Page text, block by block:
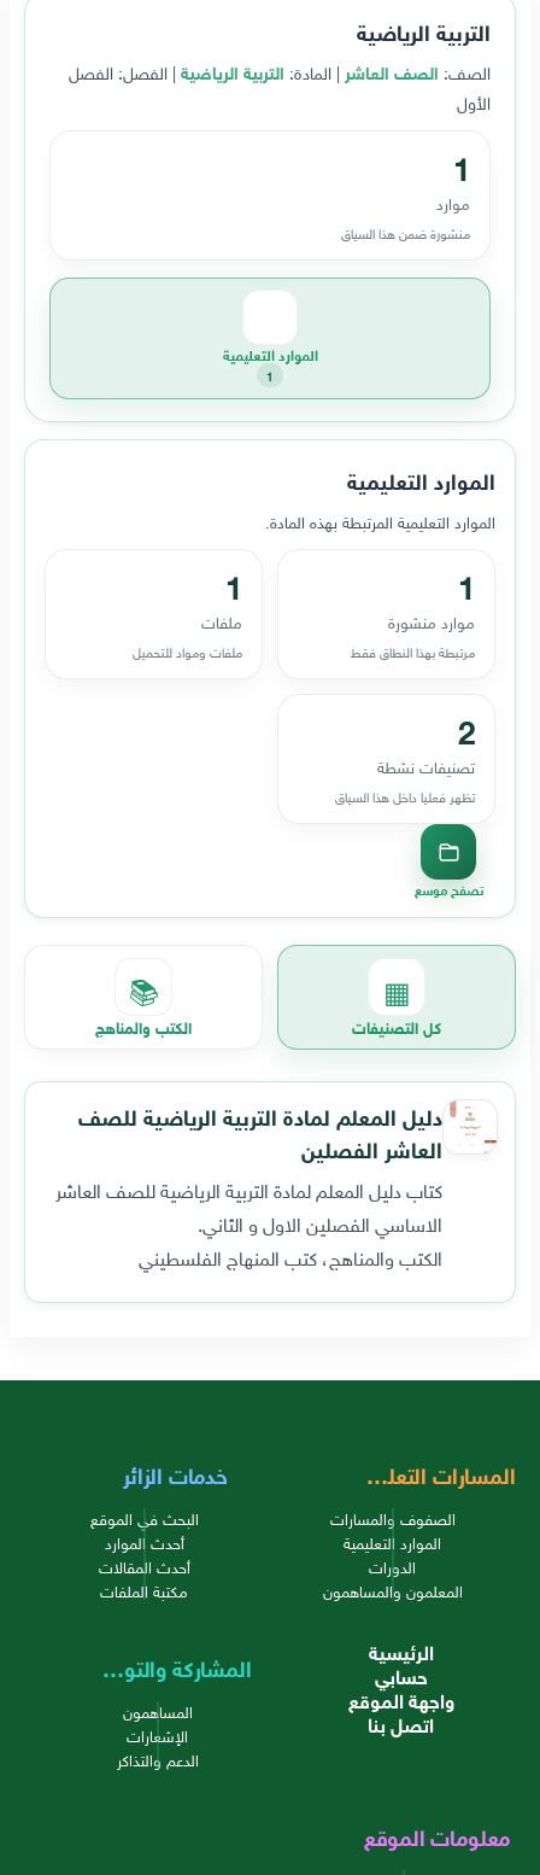
التربية الرياضية
الصف: الصف العاشر | المادة: التربية الرياضية | الفصل: الفصل
الأول
1
موارد
منشورة ضمن هذا السياق
الموارد التعليمية
1
الموارد التعليمية
الموارد التعليمية المرتبطة بهذه المادة.
1
موارد منشورة
مرتبطة بهذا النطاق فقط
1
ملفات
ملفات ومواد للتحميل
2
تصنيفات نشطة
تظهر فعليا داخل هذا السياق
تصفح موسع
▦
كل التصنيفات
📚
الكتب والمناهج
دليل المعلم لمادة التربية الرياضية للصف
العاشر الفصلين
كتاب دليل المعلم لمادة التربية الرياضية للصف العاشر
الاساسي الفصلين الاول و الثاني.
الكتب والمناهج، كتب المنهاج الفلسطيني
المسارات التعليمية
الصفوف والمسارات
الموارد التعليمية
الدورات
المعلمون والمساهمون
خدمات الزائر
البحث في الموقع
أحدث الموارد
أحدث المقالات
مكتبة الملفات
الرئيسية
حسابي
واجهة الموقع
اتصل بنا
المشاركة والتواصل
المساهمون
الإشعارات
الدعم والتذاكر
معلومات الموقع